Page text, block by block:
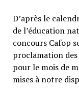
D’après le
de l’éducation
concours Cafop
proclamation
pour le mois de
mises à notre